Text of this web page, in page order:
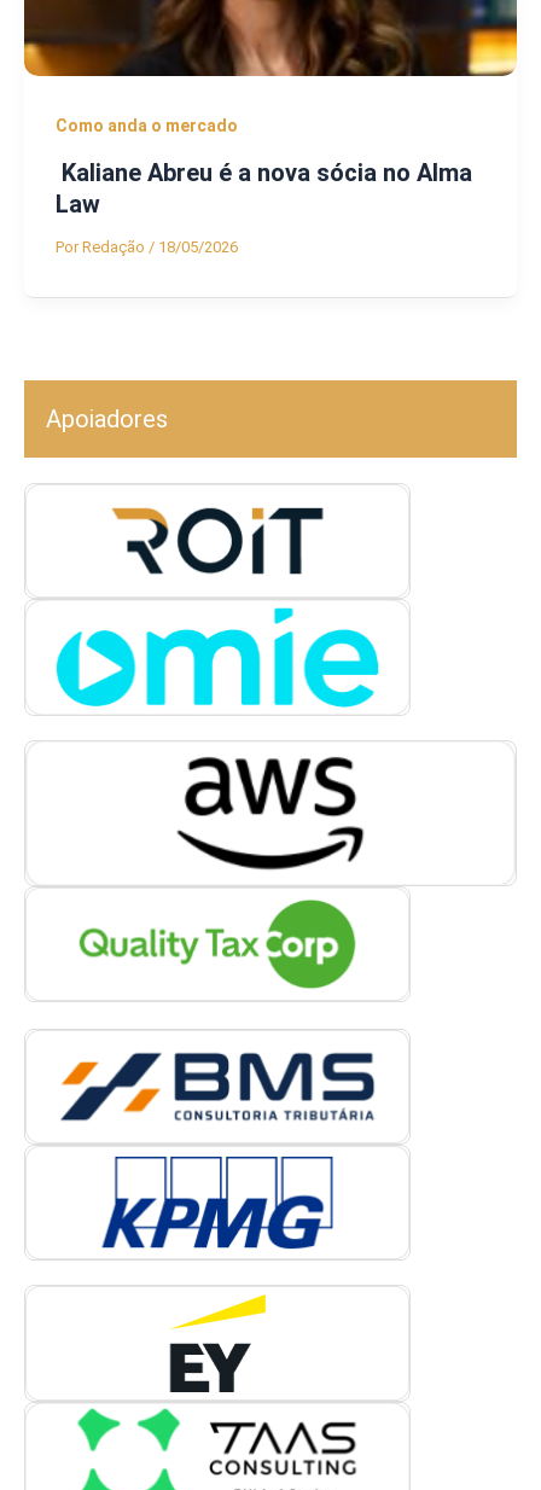
Como anda o mercado
Kaliane Abreu é a nova sócia no Alma
Law
PorRedação / 18/05/2026
Apoiadores